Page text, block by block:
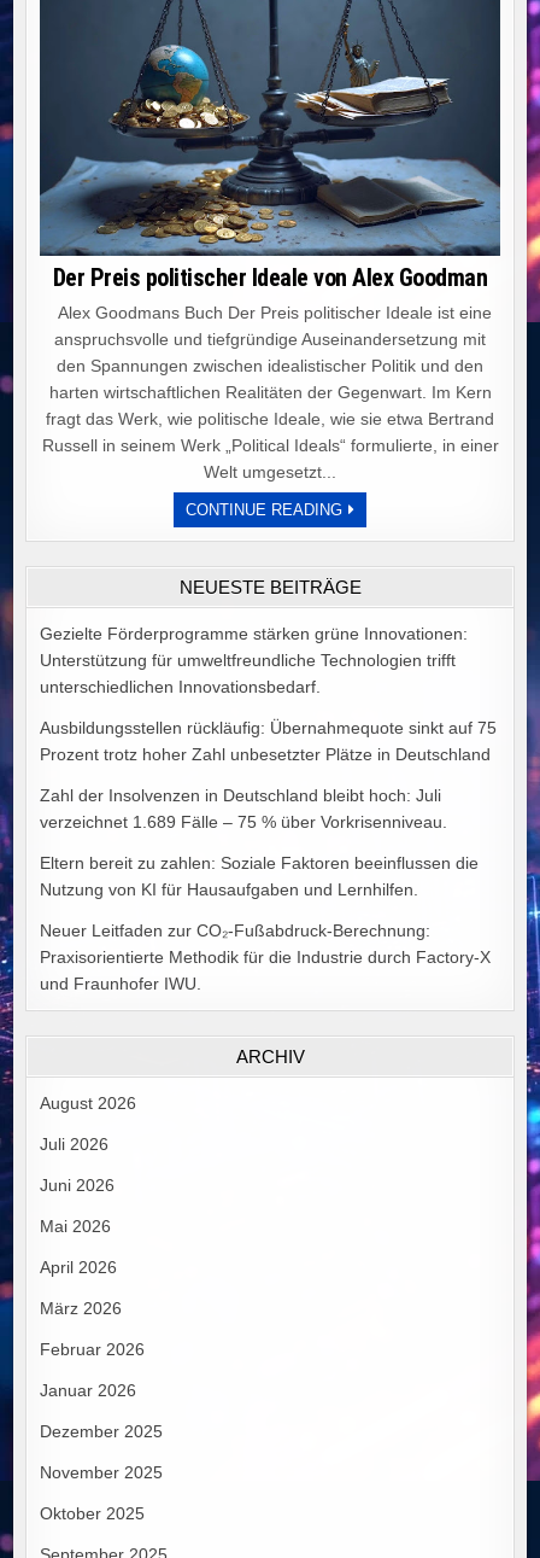
Der Preis politischer Ideale von Alex Goodman
Alex Goodmans Buch Der Preis politischer Ideale ist eine
anspruchsvolle und tiefgründige Auseinandersetzung mit
den Spannungen zwischen idealistischer Politik und den
harten wirtschaftlichen Realitäten der Gegenwart. Im Kern
fragt das Werk, wie politische Ideale, wie sie etwa Bertrand
Russell in seinem Werk „Political Ideals“ formulierte, in einer
Welt umgesetzt...
CONTINUE READINGDER
PREIS
POLITISCHER
VON
ALEX
NEUESTE BEITRÄGE
Gezielte Förderprogramme stärken grüne Innovationen:
Unterstützung für umweltfreundliche Technologien trifft
unterschiedlichen Innovationsbedarf.
Ausbildungsstellen rückläufig: Übernahmequote sinkt auf 75
Prozent trotz hoher Zahl unbesetzter Plätze in Deutschland
Zahl der Insolvenzen in Deutschland bleibt hoch: Juli
verzeichnet 1.689 Fälle – 75 % über Vorkrisenniveau.
Eltern bereit zu zahlen: Soziale Faktoren beeinflussen die
Nutzung von KI für Hausaufgaben und Lernhilfen.
Neuer Leitfaden zur CO₂-Fußabdruck-Berechnung:
Praxisorientierte Methodik für die Industrie durch Factory-X
und Fraunhofer IWU.
ARCHIV
August 2026
Juli 2026
Juni 2026
Mai 2026
April 2026
März 2026
Februar 2026
Januar 2026
Dezember 2025
November 2025
Oktober 2025
September 2025